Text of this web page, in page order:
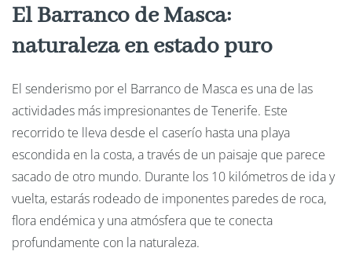
El Barranco de Masca:
naturaleza en estado puro
El senderismo por el Barranco de Masca es una de las
actividades más impresionantes de Tenerife. Este
recorrido te lleva desde el caserío hasta una playa
escondida en la costa, a través de un paisaje que parece
sacado de otro mundo. Durante los 10 kilómetros de ida y
vuelta, estarás rodeado de imponentes paredes de roca,
flora endémica y una atmósfera que te conecta
profundamente con la naturaleza.